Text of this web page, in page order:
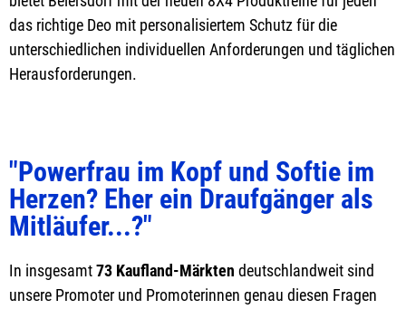
das richtige Deo mit personalisiertem Schutz für die
unterschiedlichen individuellen Anforderungen und täglichen
Herausforderungen.
"Powerfrau im Kopf und Softie im
Herzen? Eher ein Draufgänger als
Mitläufer...?"
In insgesamt73 Kaufland-Märkten deutschlandweit sind
unsere Promoter und Promoterinnen genau diesen Fragen